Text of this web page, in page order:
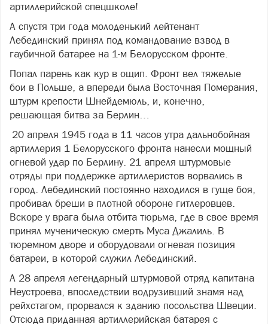
артиллерийской спецшколе!
А спустя три года молоденький лейтенант
Лебединский принял под командование взвод в
гаубичной батарее на 1-м Белорусском фронте.
Попал парень как кур в ощип. Фронт вел тяжелые
бои в Польше, а впереди была Восточная Померания,
штурм крепости Шнейдемюль, и, конечно,
решающая битва за Берлин…
20 апреля 1945 года в 11 часов утра дальнобойная
артиллерия 1 Белорусского фронта нанесли мощный
огневой удар по Берлину. 21 апреля штурмовые
отряды при поддержке артиллеристов ворвались в
город. Лебединский постоянно находился в гуще боя,
пробивал бреши в плотной обороне гитлеровцев.
Вскоре у врага была отбита тюрьма, где в свое время
принял мученическую смерть Муса Джалиль. В
тюремном дворе и оборудовали огневая позиция
батареи, в которой служил Лебединский.
А 28 апреля легендарный штурмовой отряд капитана
Неустроева, впоследствии водрузивший знамя над
рейхстагом, прорвался к зданию посольства Швеции.
Отсюда приданная артиллерийская батарея с